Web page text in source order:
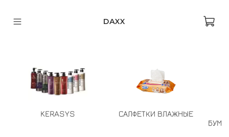
DAXX
KERASYS
САЛФЕТКИ ВЛАЖНЫЕ